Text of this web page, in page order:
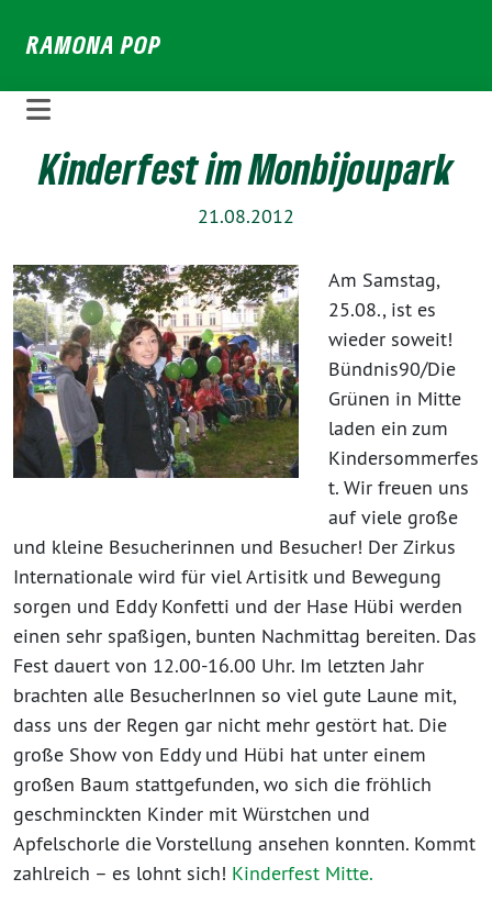
zumRAMONA POP
Kinderfest im Monbijoupark
21.08.2012
Am Samstag,
25.08., ist es
wieder soweit!
Bündnis90/Die
Grünen in Mitte
laden ein zum
Kindersommerfes
t. Wir freuen uns
auf viele große
und kleine Besucherinnen und Besucher! Der Zirkus
Internationale wird für viel Artisitk und Bewegung
sorgen und Eddy Konfetti und der Hase Hübi werden
einen sehr spaßigen, bunten Nachmittag bereiten. Das
Fest dauert von 12.00-16.00 Uhr. Im letzten Jahr
brachten alle BesucherInnen so viel gute Laune mit,
dass uns der Regen gar nicht mehr gestört hat. Die
große Show von Eddy und Hübi hat unter einem
großen Baum stattgefunden, wo sich die fröhlich
geschminckten Kinder mit Würstchen und
Apfelschorle die Vorstellung ansehen konnten. Kommt
zahlreich – es lohnt sich! Kinderfest Mitte.